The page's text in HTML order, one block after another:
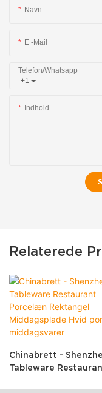
Navn
E -mail
+1
Telefon/whatsapp
Indhold
Relaterede
Chinabrett -
Tableware